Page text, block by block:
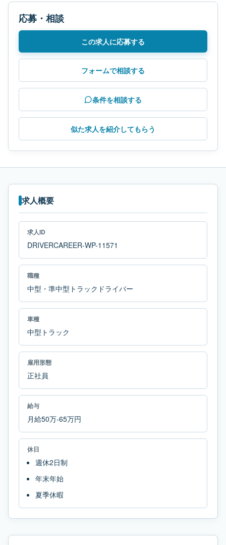
応募・相談
この求人に応募する
フォームで相談する
条件を相談する
似た求人を紹介してもらう
求人概要
求人ID
DRIVERCAREER-WP-11571
職種
中型・準中型トラックドライバー
車種
中型トラック
雇用形態
正社員
給与
月給50万-65万円
休日
週休2日制
年末年始
夏季休暇